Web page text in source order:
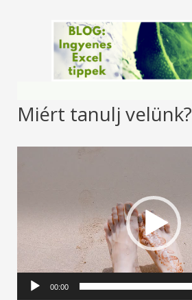
Miért tanulj velünk?
l
00:00